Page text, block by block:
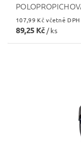
107,99 Kč včetně DPH
89,25 Kč / ks